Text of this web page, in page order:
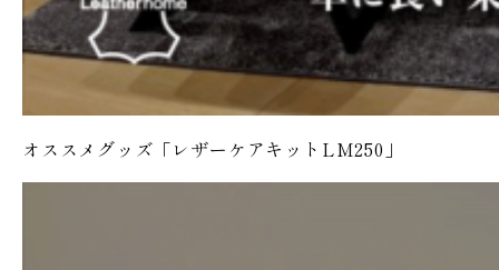
オススメグッズ「レザーケアキットLM250」